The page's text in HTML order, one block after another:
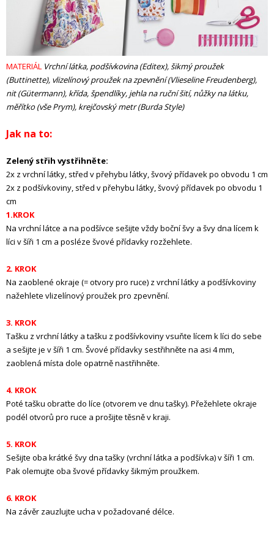
MATERIÁL Vrchní látka, podšívkovina (Editex), šikmý proužek
(Buttinette), vlizelínový proužek na zpevnění (Vlieseline Freudenberg),
nit (Gütermann), křída, špendlíky, jehla na ruční šití, nůžky na látku,
měřítko (vše Prym), krejčovský metr (Burda Style)
Jak na to:
Zelený střih vystřihněte:
2x z vrchní látky, střed v přehybu látky, švový přídavek po obvodu 1 cm
2x z podšívkoviny, střed v přehybu látky, švový přídavek po obvodu 1
cm
1.KROK
Na vrchní látce a na podšívce sešijte vždy boční švy a švy dna lícem k
líci v šíři 1 cm a posléze švové přídavky rozžehlete.
2. KROK
Na zaoblené okraje (= otvory pro ruce) z vrchní látky a podšívkoviny
nažehlete vlizelínový proužek pro zpevnění.
3. KROK
Tašku z vrchní látky a tašku z podšívkoviny vsuňte lícem k líci do sebe
a sešijte je v šíři 1 cm. Švové přídavky sestřihněte na asi 4 mm,
zaoblená místa dole opatrně nastřihněte.
4. KROK
Poté tašku obraťte do líce (otvorem ve dnu tašky). Přežehlete okraje
podél otvorů pro ruce a prošijte těsně v kraji.
5. KROK
Sešijte oba krátké švy dna tašky (vrchní látka a podšívka) v šíři 1 cm.
Pak olemujte oba švové přídavky šikmým proužkem.
6. KROK
Na závěr zauzlujte ucha v požadované délce.